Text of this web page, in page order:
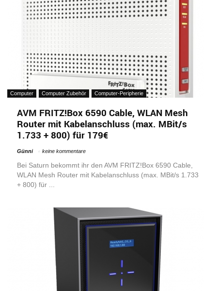
Computer Computer Zubehör Computer-Peripherie
AVM FRITZ!Box 6590 Cable, WLAN Mesh
Router mit Kabelanschluss (max. MBit/s
1.733 + 800) für 179€
Günni keine kommentare
Bei Saturn bekommt ihr den AVM FRITZ!Box 6590 Cable,
WLAN Mesh Router mit Kabelanschluss (max. MBit/s 1.733
+ 800) für ...